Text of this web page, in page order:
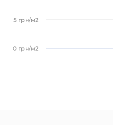
0 грн/м2
5 грн/м2